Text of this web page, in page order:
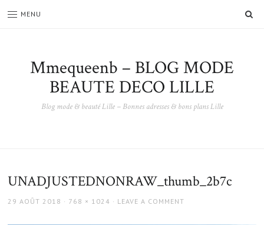
MENU
Mmequeenb – BLOG MODE
BEAUTE DECO LILLE
Blog mode & beauté Lille – Bonnes adresses & bons plans Lille
UNADJUSTEDNONRAW_thumb_2b7c
POSTED
29 AOÛT 2018
FULL
768 × 1024 LEAVE A COMMENT